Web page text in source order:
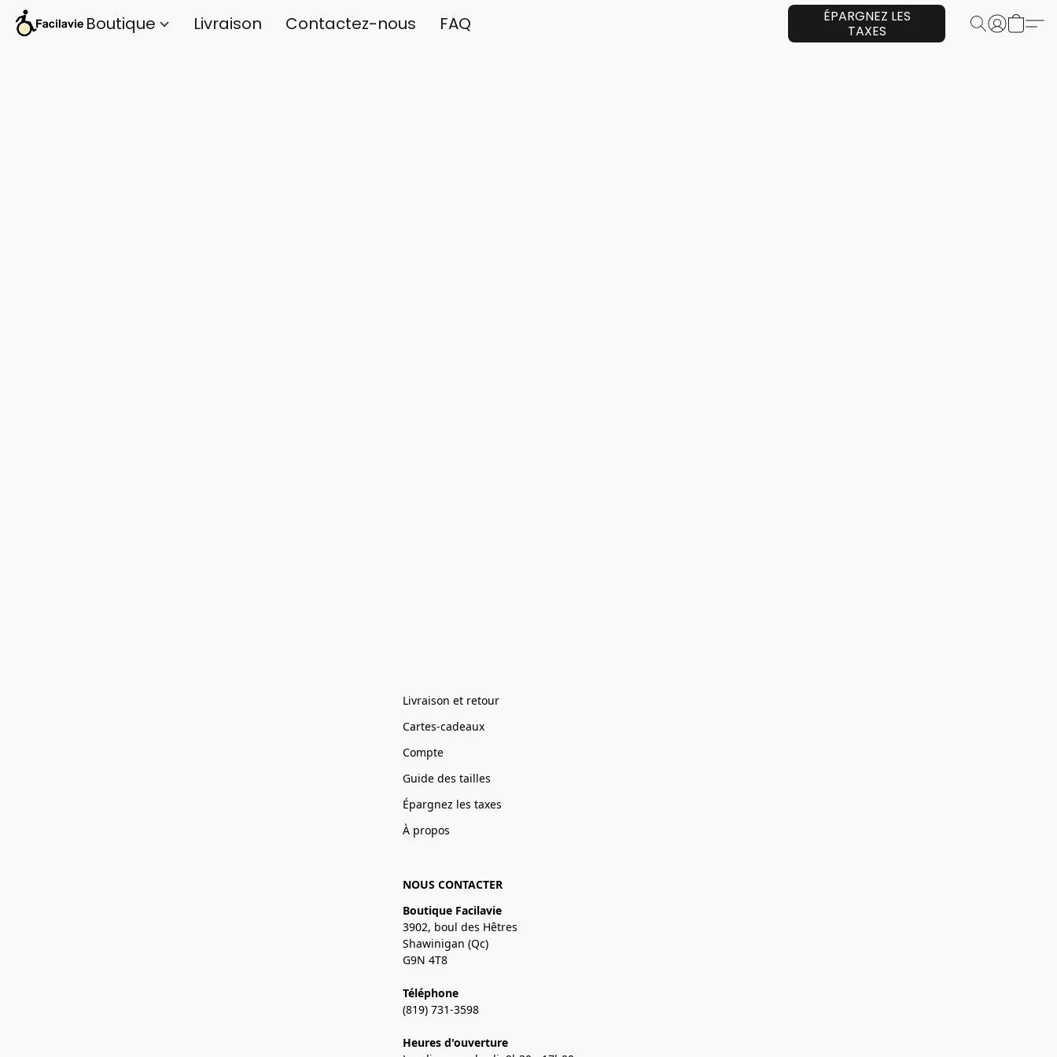
Boutique Livraison Contactez-nous FAQ
ÉPARGNEZ LES
TAXES
Livraison et retour
Cartes-cadeaux
Compte
Guide des tailles
Épargnez les taxes
À propos
NOUS CONTACTER
Boutique Facilavie
3902, boul des Hêtres
Shawinigan (Qc)
G9N 4T8
Téléphone
(819) 731-3598
Heures d'ouverture